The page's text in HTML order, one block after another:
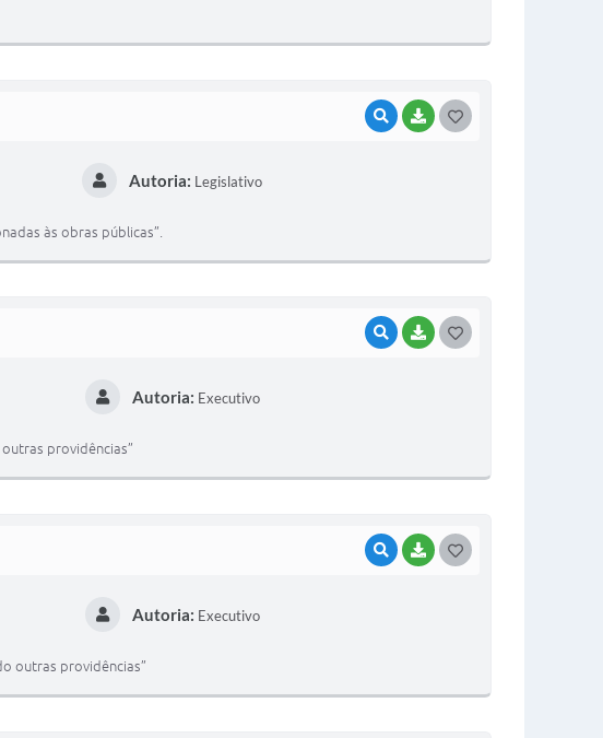
I
VISUALIZAR
BAIXAR
Autoria: Legislativo
às obras públicas”.
VISUALIZAR
BAIXAR
Autoria: Executivo
providências”
VISUALIZAR
BAIXAR
Autoria: Executivo
outras providências”